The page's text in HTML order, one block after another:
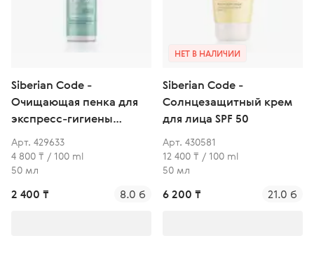
Siberian Code -
Очищающая пенка для
экспресс-гигиены
полости рта и свежести
дыхания
Арт. 429633
4 800 ₸ / 100 ml
50 мл
2 400 ₸ 8.0 б
НЕТ В НАЛИЧИИ
Siberian Code -
Солнцезащитный крем
для лица SPF 50
Арт. 430581
12 400 ₸ / 100 ml
50 мл
6 200 ₸ 21.0 б